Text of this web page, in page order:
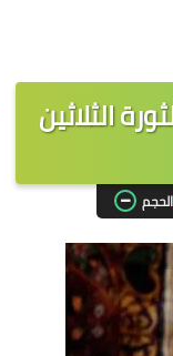
الثلاثين
الحجم